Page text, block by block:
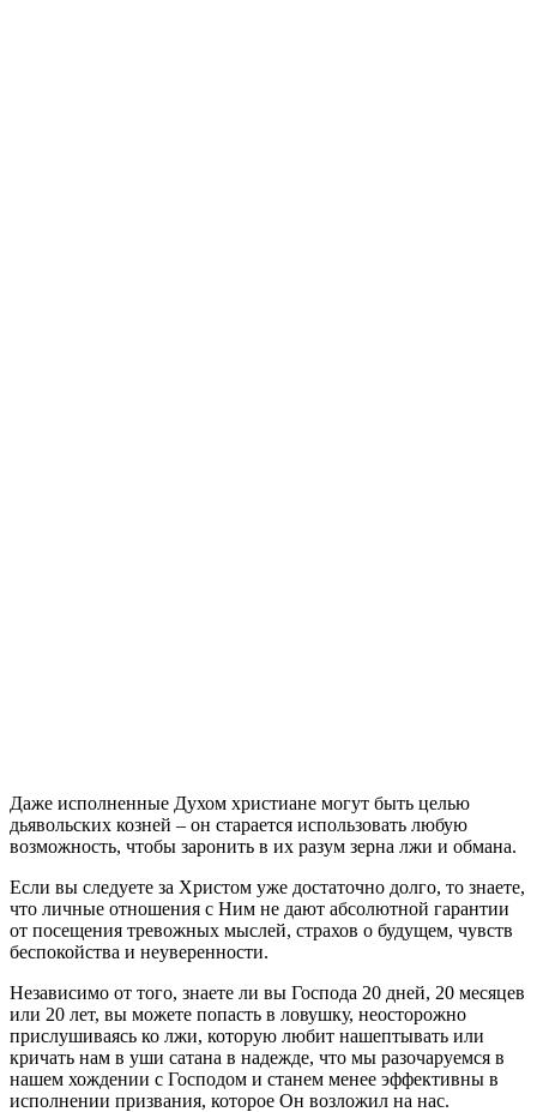
Даже исполненные Духом христиане могут быть целью
дьявольских козней – он старается использовать любую
возможность, чтобы заронить в их разум зерна лжи и обмана.
Если вы следуете за Христом уже достаточно долго, то знаете,
что личные отношения с Ним не дают абсолютной гарантии
от посещения тревожных мыслей, страхов о будущем, чувств
беспокойства и неуверенности.
Независимо от того, знаете ли вы Господа 20 дней, 20 месяцев
или 20 лет, вы можете попасть в ловушку, неосторожно
прислушиваясь ко лжи, которую любит нашептывать или
кричать нам в уши сатана в надежде, что мы разочаруемся в
нашем хождении с Господом и станем менее эффективны в
исполнении призвания, которое Он возложил на нас.